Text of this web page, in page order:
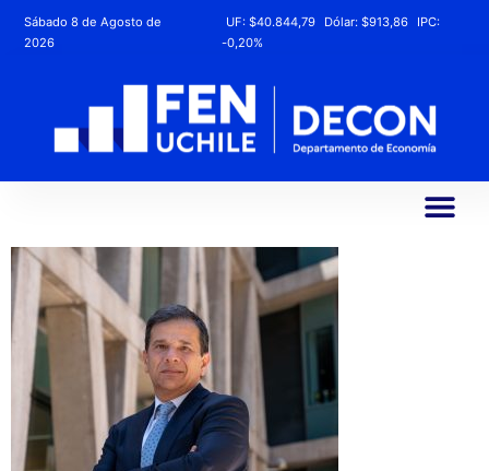
Sábado 8 de Agosto de
2026
UF:$40.844,79 Dólar:$913,86
IPC:
-0,20%